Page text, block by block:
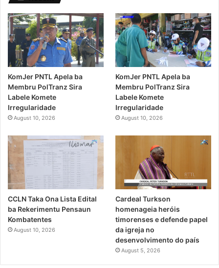
KomJer PNTL Apela ba
Membru PolTranz Sira
Labele Komete
Irregularidade
August 10, 2026
KomJer PNTL Apela ba
Membru PolTranz Sira
Labele Komete
Irregularidade
August 10, 2026
CCLN Taka Ona Lista Edital
ba Rekerimentu Pensaun
Kombatentes
August 10, 2026
Cardeal Turkson
homenageia heróis
timorenses e defende papel
da igreja no
desenvolvimento do país
August 5, 2026